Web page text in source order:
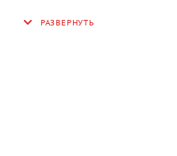
влажность внутри камеры.